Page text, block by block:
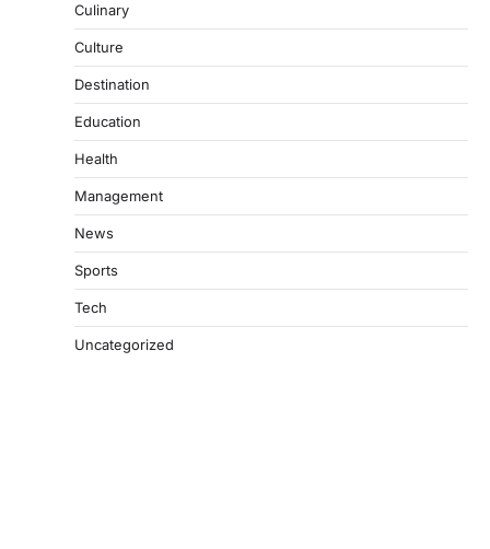
Culinary
Culture
Destination
Education
Health
Management
News
Sports
Tech
Uncategorized